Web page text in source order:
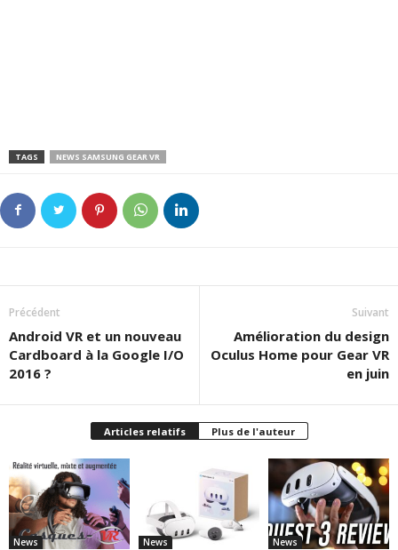
TAGS NEWS SAMSUNG GEAR VR
Précédent
Android VR et un nouveau
Cardboard à la Google I/O
2016 ?
Suivant
Amélioration du design
Oculus Home pour Gear VR
en juin
Articles relatifs Plus de l'auteur
News News News